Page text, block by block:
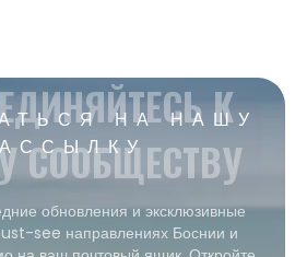
НА НАШУ
К
СООБЩЕСТВУ
обновления и эксклюзивные
see направлениях Боснии и